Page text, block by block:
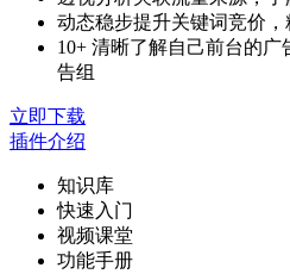
动态稳步提升关键词竞价
10+ 清晰了解自己前台的
告组
立即下载
插件介绍
知识库
快速入门
视频课堂
功能手册